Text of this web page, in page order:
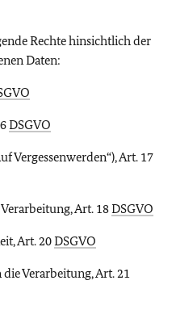
Rechte hinsichtlich der
Daten:
DSGVO
Vergessenwerden“), Art. 17
Art. 18DSGVO
Art. 20DSGVO
Verarbeitung, Art. 21